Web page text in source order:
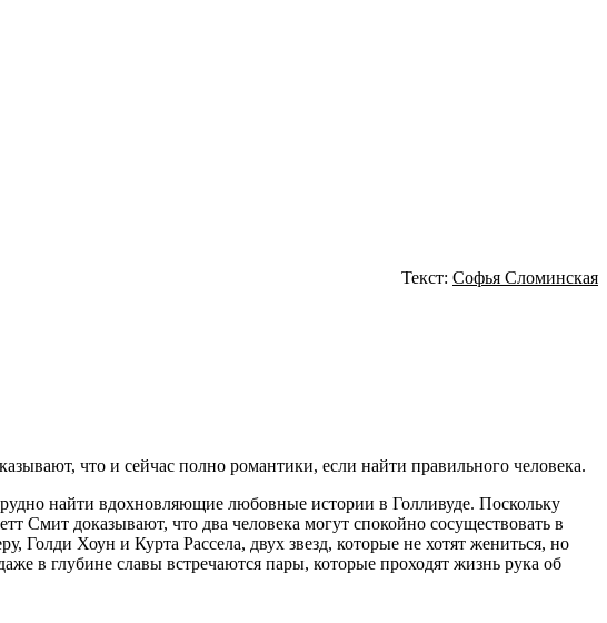
Текст: Софья Сломинская
что и сейчас полно романтики, если найти правильного человека.
найти вдохновляющие любовные истории в Голливуде. Поскольку
доказывают, что два человека могут спокойно сосуществовать в
Хоун и Курта Рассела, двух звезд, которые не хотят жениться, но
в глубине славы встречаются пары, которые проходят жизнь рука об